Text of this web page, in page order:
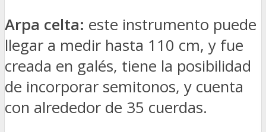
Arpa celta: este instrumento puede
llegar a medir hasta 110 cm, y fue
creada en galés, tiene la posibilidad
de incorporar semitonos, y cuenta
con alrededor de 35 cuerdas.